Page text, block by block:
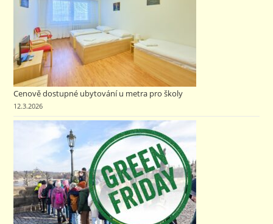
Cenově dostupné ubytování u metra pro školy
12.3.2026